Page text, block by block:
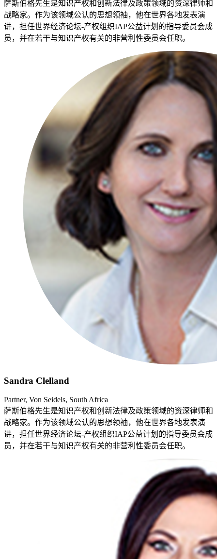
萨斯伯格先生是知识产权和创新法律及政策领域的资深律师和
战略家。作为该领域公认的思想领袖，他在世界各地发表演
讲，担任世界经济论坛-产权组织IAP公益计划的指导委员会成
员，并在若干与知识产权有关的非营利性委员会任职。
Sandra Clelland
Partner, Von Seidels, South Africa
萨斯伯格先生是知识产权和创新法律及政策领域的资深律师和
战略家。作为该领域公认的思想领袖，他在世界各地发表演
讲，担任世界经济论坛-产权组织IAP公益计划的指导委员会成
员，并在若干与知识产权有关的非营利性委员会任职。